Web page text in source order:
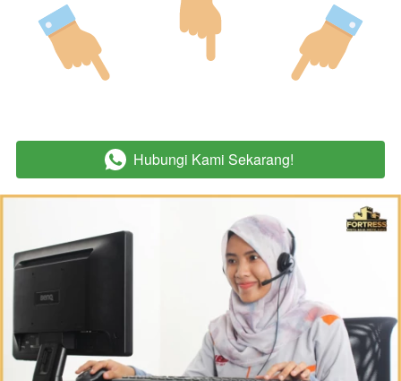
` Hubungi Kami Sekarang!